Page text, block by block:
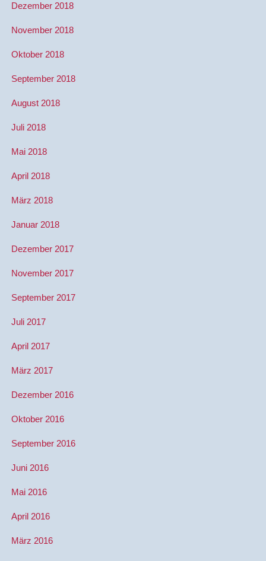
Dezember 2018
November 2018
Oktober 2018
September 2018
August 2018
Juli 2018
Mai 2018
April 2018
März 2018
Januar 2018
Dezember 2017
November 2017
September 2017
Juli 2017
April 2017
März 2017
Dezember 2016
Oktober 2016
September 2016
Juni 2016
Mai 2016
April 2016
März 2016